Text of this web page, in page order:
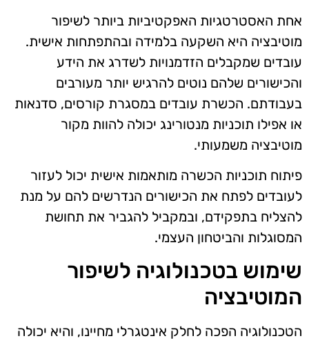
אחת האסטרטגיות האפקטיביות ביותר לשיפור
מוטיבציה היא השקעה בלמידה ובהתפתחות אישית.
עובדים שמקבלים הזדמנויות לשדרג את הידע
והכישורים שלהם נוטים להרגיש יותר מעורבים
בעבודתם. הכשרת עובדים במסגרת קורסים, סדנאות
או אפילו תוכניות מנטורינג יכולה להוות מקור
מוטיבציה משמעותי.
פיתוח תוכניות הכשרה מותאמות אישית יכול לעזור
לעובדים לפתח את הכישורים הנדרשים להם על מנת
להצליח בתפקידם, ובמקביל להגביר את תחושת
המסוגלות והביטחון העצמי.
שימוש בטכנולוגיה לשיפור
המוטיבציה
הטכנולוגיה הפכה לחלק אינטגרלי מחיינו, והיא יכולה